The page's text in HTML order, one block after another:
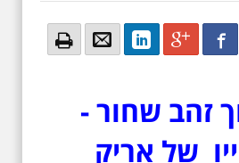
Facebook
Google+
LinkedIn
Email
Email
זהב שחור -
של אריק